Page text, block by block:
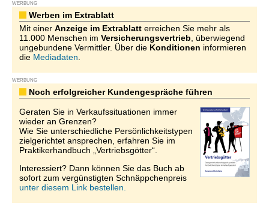
WERBUNG
Werben im Extrablatt
Mit einer Anzeige im Extrablatt erreichen Sie mehr als
11.000 Menschen im Versicherungsvertrieb , überwiegend
ungebundene Vermittler. Über die Konditionen informieren
die Mediadaten
WERBUNG
Noch erfolgreicher Kundengespräche führen
Geraten Sie in Verkaufssituationen immer
wieder an Grenzen?
Wie Sie unterschiedliche Persönlichkeitstypen
zielgerichtet ansprechen, erfahren Sie im
Praktikerhandbuch „Vertriebsgötter“.
Interessiert? Dann können Sie das Buch ab
sofort zum vergünstigten Schnäppchenpreis
unter diesem Link bestellen.